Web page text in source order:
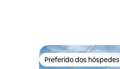
Preferido dos hóspedes
Preferido dos hóspedes